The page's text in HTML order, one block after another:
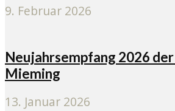
9. Februar 2026
Neujahrsempfang 2026
Mieming
13. Januar 2026